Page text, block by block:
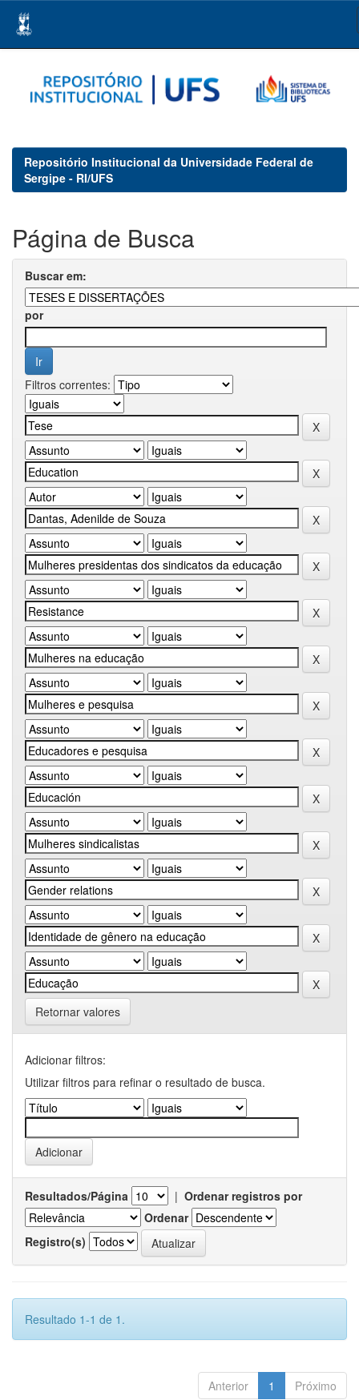
navigation
Repositório Institucional da Universidade Federal de
Sergipe - RI/UFS
Página de Busca
Buscar em:
por
Filtros correntes:
Retornar valores
Adicionar filtros:
Utilizar filtros para refinar o resultado de busca.
Resultados/Página | Ordenar registros por
Ordenar
Registro(s)
Resultado 1-1 de 1.
Anterior 1 Próximo